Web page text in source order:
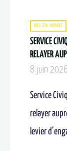
MIS EN AVANT
SERVICE
RELAYER
8 juin 2026
Service
relayer
levier